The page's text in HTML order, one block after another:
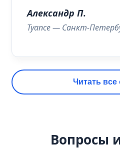
Александр П.
Туапсе — Санкт-
Читать
Вопросы